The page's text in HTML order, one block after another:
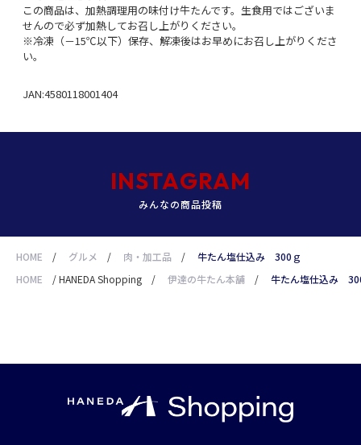
HOME / グルメ / 肉・加工品 /
牛たん塩仕込み 300ｇ
HOME
/HANEDA Shopping / 伊達の牛たん本舗 / 牛たん塩仕込み
この商品は、加熱調理用の味付け牛たんです。生食用ではございま
せんので必ず加熱してお召し上がりください。
※冷凍（－15℃以下）保存、解凍後はお早めにお召し上がりくださ
い。
JAN:4580118001404
INSTAGRAM
みんなの商品投稿